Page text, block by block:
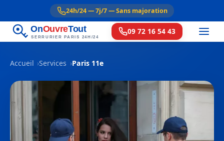
24h/24 — 7j/7 — Sans majoration
OnOuvreTout
SERRURIER PARIS 24H/24
09 72 16 54 43
Accueil Services Paris 11e